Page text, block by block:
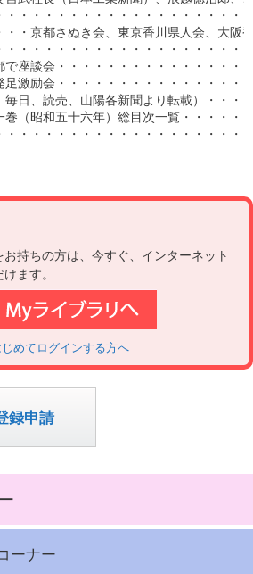
持ちの方は、今すぐ、インターネット
ます。
じめてログインする方へ
録申請
ーナー